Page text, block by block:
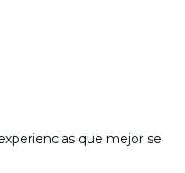
que mejor se